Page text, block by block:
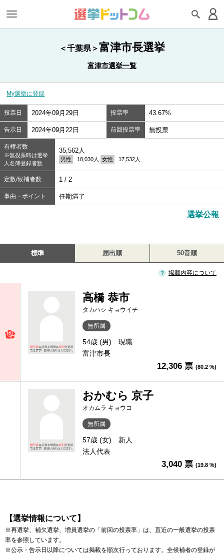
＜千葉県＞富津市長選挙
富津市選挙一覧
My選挙に登録
投票日 2024年09月29日 投票率 43.67%
告示日 2024年09月22日 前回投票率 無投票
有権者数
※無投票時は選挙
人名簿登録者数
35,562人
男性 18,030人 女性 17,532人
定数/候補者数 1 / 2
事由・ポイント 任期満了
選挙公報
標準 届出順 50音順
掲載内容について
高橋 恭市
タカハシ キョウイチ
無所属
54歳 (男)
現職
富津市長
12,306 票 (80.2 %)
おかむら 京子
オカムラ キョウコ
無所属
57歳 (女)
新人
法人代表
3,040 票 (19.8 %)
【選挙情報について】
※再選挙、補欠選挙、増員選挙の「前回の投票率」は、直近の一般選挙の投票
率を参照しています。
※公示・告示日以降については掲載を順次行っております。全候補者の登録が